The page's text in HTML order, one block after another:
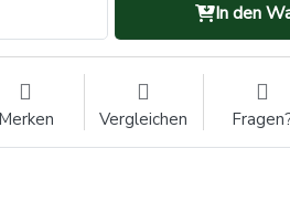
In den
Merken Vergleichen